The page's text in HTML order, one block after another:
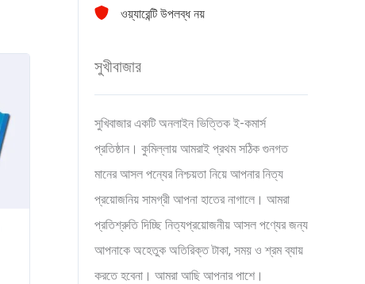
ওয়্যারেন্টি উপলব্ধ নয়
সুখীবাজার
সুখিবাজার একটি অনলাইন ভিত্তিক ই-কমার্স
প্রতিষ্ঠান। কুমিল্লায় আমরাই প্রথম সঠিক গুনগত
মানের আসল পন্যের নিশ্চয়তা নিয়ে আপনার নিত্য
প্রয়োজনিয় সামগ্রী আপনা হাতের নাগালে। আমরা
প্রতিশ্রুতি দিচ্ছি নিত্যপ্রয়োজনীয় আসল পণ্যের জন্য
আপনাকে অহেতুক অতিরিক্ত টাকা, সময় ও শ্রম ব্যায়
করতে হবেনা। আমরা আছি আপনার পাশে।